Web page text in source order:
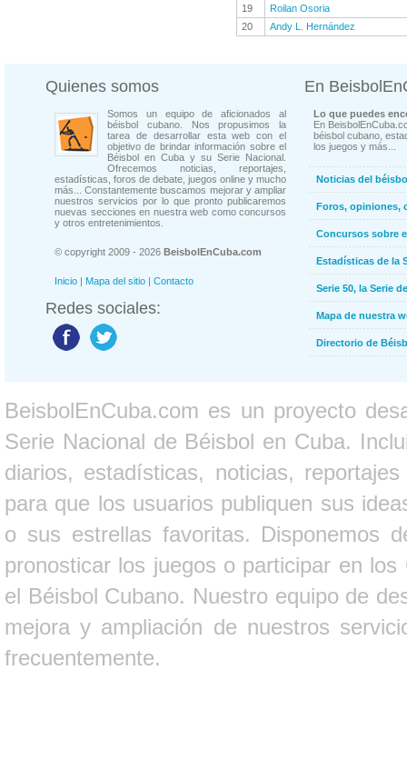
19
Roilan Osoria
20
Andy L. Hernández
Quienes somos
Somos un equipo de aficionados al
béisbol cubano. Nos propusimos la
tarea de desarrollar esta web con el
objetivo de brindar información sobre el
Béisbol en Cuba y su Serie Nacional.
Ofrecemos noticias, reportajes,
estadísticas, foros de debate, juegos online y mucho
más... Constantemente buscamos mejorar y ampliar
nuestros servicios por lo que pronto publicaremos
nuevas secciones en nuestra web como concursos
y otros entretenimientos.
© copyright 2009 - 2026 BeisbolEnCuba.com
Inicio | Mapa del sitio | Contacto
Redes sociales:
En
Lo que puedes
En
béisbol cubano,
los juegos y más...
Noticias del
Foros, opiniones,
Concursos sobre
Estadísticas de la
Serie 50, la Serie
Mapa de nuestra
Directorio de
BeisbolEnCuba.com es un proyecto
Serie Nacional de Béisbol en Cuba.
diarios, estadísticas, noticias,
para que los usuarios publiquen sus
o sus estrellas favoritas. Disponemos
pronosticar los juegos o participar en
el Béisbol Cubano. Nuestro equipo de
mejora y ampliación de nuestros
frecuentemente.